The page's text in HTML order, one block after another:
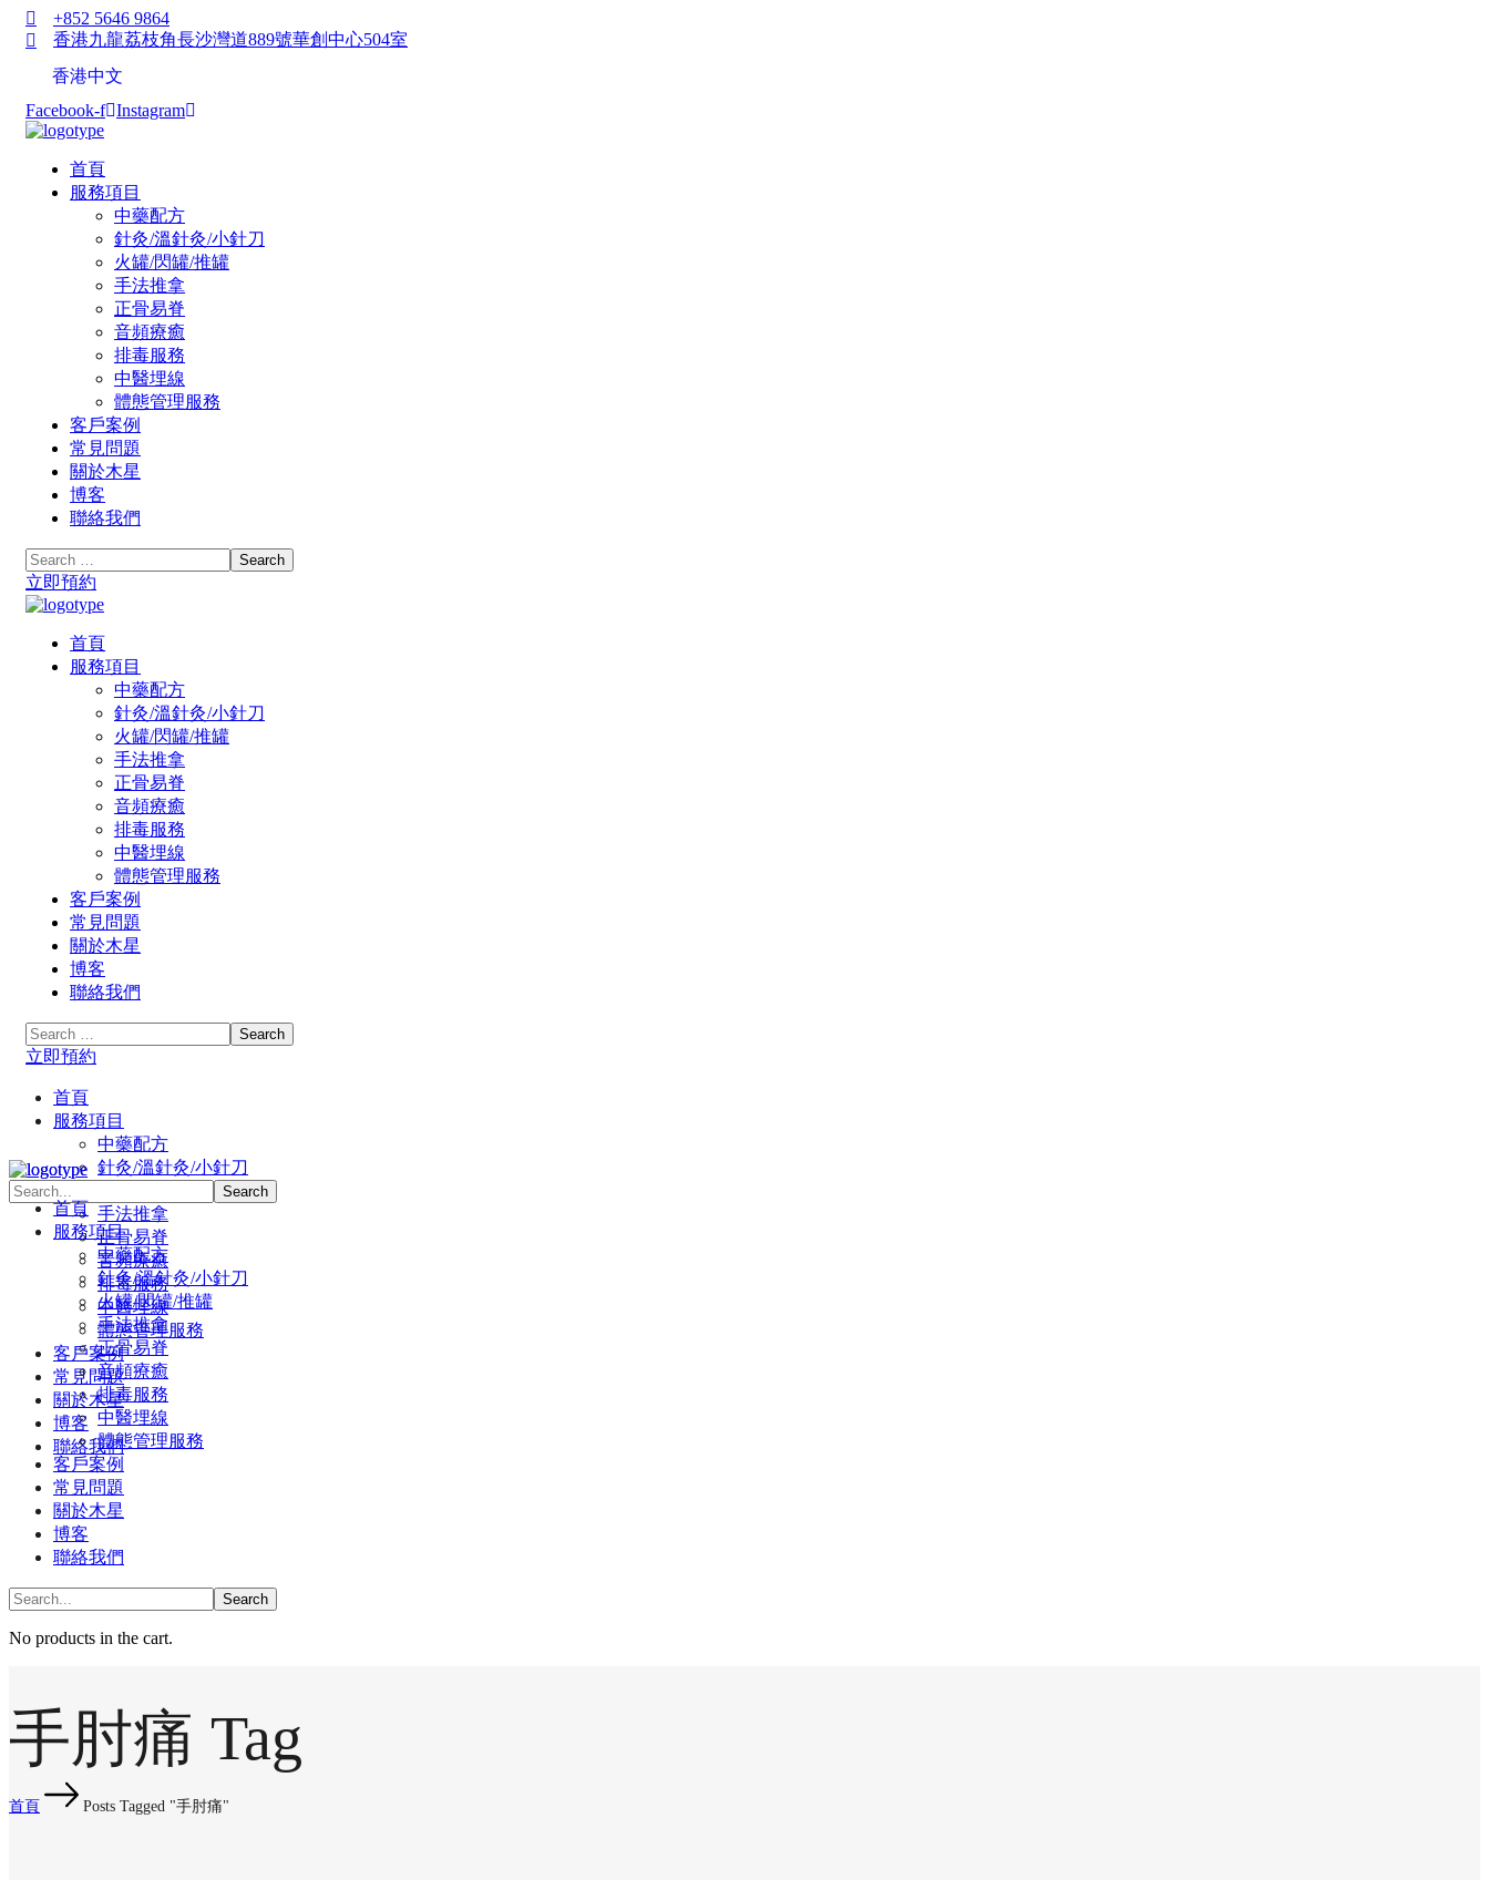
+852 5646 9864
香港九龍荔枝角長沙灣道889號華創中心504室
香港中文
Facebook-f Instagram
首頁
服務項目
中藥配方
針灸/溫針灸/小針刀
火罐/閃罐/推罐
手法推拿
正骨易脊
⾳頻療癒
排毒服務
中醫埋線
體態管理服務
客戶案例
常見問題
關於木星
博客
聯絡我們
立即預約
首頁
服務項目
中藥配方
針灸/溫針灸/小針刀
火罐/閃罐/推罐
手法推拿
正骨易脊
⾳頻療癒
排毒服務
中醫埋線
體態管理服務
客戶案例
常見問題
關於木星
博客
聯絡我們
立即預約
首頁
服務項目
中藥配方
針灸/溫針灸/小針刀
手法推拿
正骨易脊
⾳頻療癒
排毒服務
中醫埋線
體態管理服務
客戶案例
常見問題
關於木星
博客
聯絡我們
首頁
服務項目
中藥配方
針灸/溫針灸/小針刀
火罐/閃罐/推罐
手法推拿
正骨易脊
⾳頻療癒
排毒服務
中醫埋線
體態管理服務
客戶案例
常見問題
關於木星
博客
聯絡我們
No products in the cart.
手肘痛 Tag
首頁 Posts Tagged "手肘痛"